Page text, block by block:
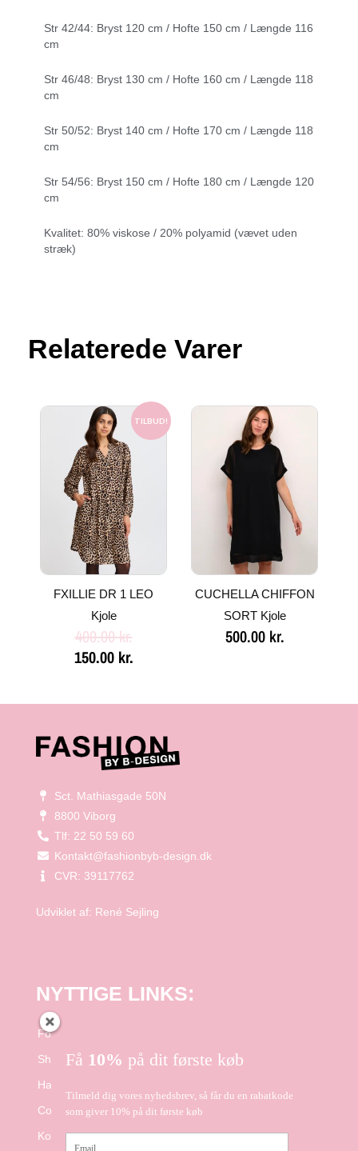
Str 42/44: Bryst 120 cm / Hofte 150 cm / Længde 116
cm
Str 46/48: Bryst 130 cm / Hofte 160 cm / Længde 118
cm
Str 50/52: Bryst 140 cm / Hofte 170 cm / Længde 118
cm
Str 54/56: Bryst 150 cm / Hofte 180 cm / Længde 120
cm
Kvalitet: 80% viskose / 20% polyamid (vævet uden
stræk)
Relaterede Varer
TILBUD!
FXILLIE DR 1 LEO
Kjole
400.00kr.
Den
oprindelige
pris
var:
400.00 kr..
150.00 kr.
Den
aktuelle
pris
150.00 kr..
CUCHELLA CHIFFON
SORT Kjole
500.00 kr.
Sct. Mathiasgade 50N
8800 Viborg
Tlf: 22 50 59 60
Kontakt@fashionbyb-design.dk
CVR: 39117762
Udviklet af: René Sejling
NYTTIGE LINKS:
Forside
Shop
Handelsbetingelser
Cookie- og Privatlivspolitik
Kontakt
Få 10% på dit første køb
Tilmeld dig vores nyhedsbrev, så får du en rabatkode
som giver 10% på dit første køb
Email